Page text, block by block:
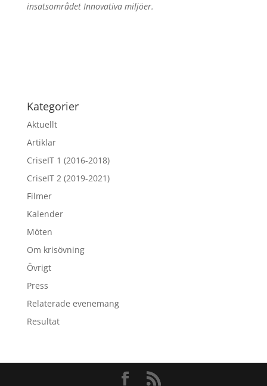
insatsområdet Innovativa miljöer.
Kategorier
Aktuellt
Artiklar
CriseIT 1 (2016-2018)
CriseIT 2 (2019-2021)
Filmer
Kalender
Möten
Om krisövning
Övrigt
Press
Relaterade evenemang
Resultat